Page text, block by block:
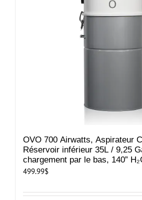
OVO 700 Airwatts, Aspirateur
Réservoir inférieur 35L / 9,25
chargement par le bas, 140”
jusqu’à 8 000 pi² / 743,1 m²
499.99$